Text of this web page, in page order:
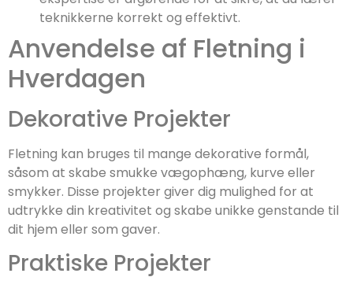
teknikkerne korrekt og effektivt.
Anvendelse af Fletning i
Hverdagen
Dekorative Projekter
Fletning kan bruges til mange dekorative formål,
såsom at skabe smukke vægophæng, kurve eller
smykker. Disse projekter giver dig mulighed for at
udtrykke din kreativitet og skabe unikke genstande til
dit hjem eller som gaver.
Praktiske Projekter